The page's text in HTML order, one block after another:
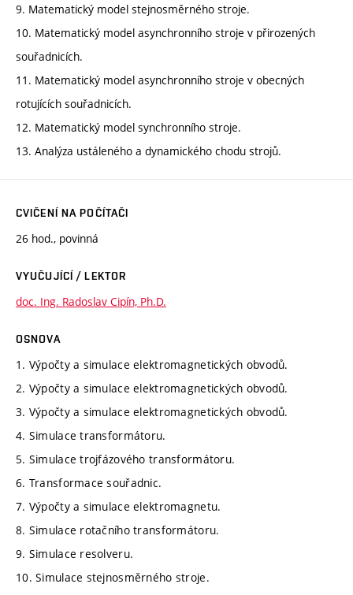
9. Matematický model stejnosměrného stroje.
10. Matematický model asynchronního stroje v přirozených
souřadnicích.
11. Matematický model asynchronního stroje v obecných
rotujících souřadnicích.
12. Matematický model synchronního stroje.
13. Analýza ustáleného a dynamického chodu strojů.
CVIČENÍ NA POČÍTAČI
26 hod., povinná
VYUČUJÍCÍ / LEKTOR
doc. Ing. Radoslav Cipín, Ph.D.
OSNOVA
1. Výpočty a simulace elektromagnetických obvodů.
2. Výpočty a simulace elektromagnetických obvodů.
3. Výpočty a simulace elektromagnetických obvodů.
4. Simulace transformátoru.
5. Simulace trojfázového transformátoru.
6. Transformace souřadnic.
7. Výpočty a simulace elektromagnetu.
8. Simulace rotačního transformátoru.
9. Simulace resolveru.
10. Simulace stejnosměrného stroje.